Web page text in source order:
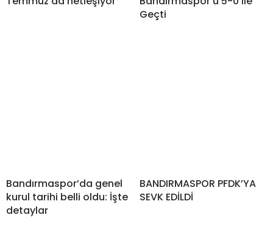
Geçti
Bandırmaspor’da genel
kurul tarihi belli oldu: İşte
detaylar
BANDIRMASPOR PFDK’YA
SEVK EDİLDİ